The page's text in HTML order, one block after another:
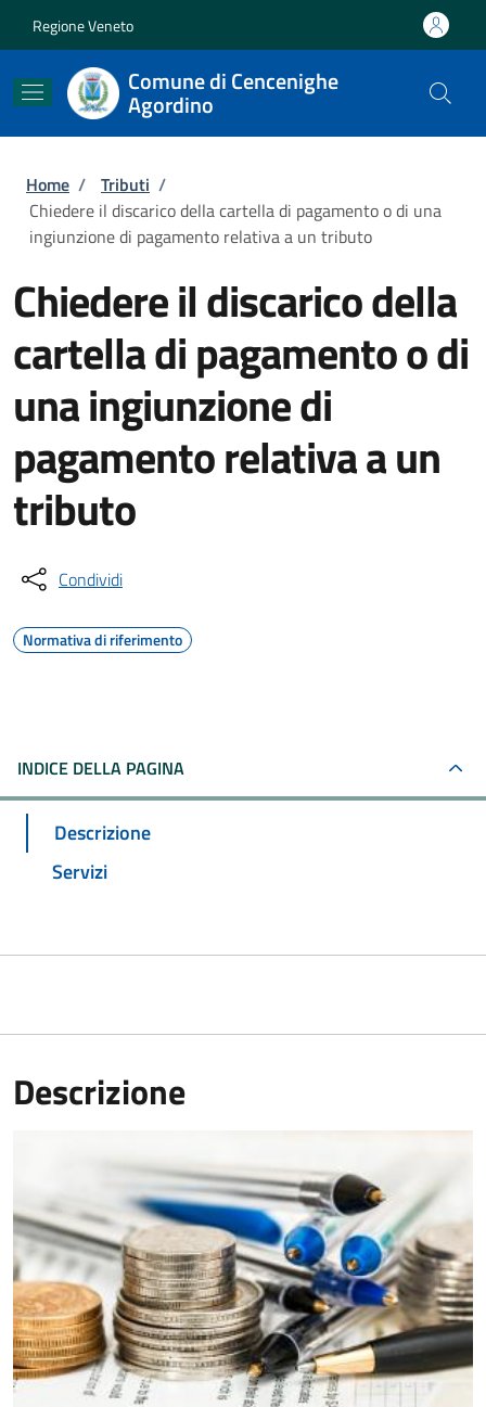
Regione Veneto
Comune di Cencenighe
Agordino
Briciole di pane
Home / Tributi /
Chiedere il discarico della cartella di pagamento o di una
ingiunzione di pagamento relativa a un tributo
Chiedere il discarico della
cartella di pagamento o di
una ingiunzione di
pagamento relativa a un
tributo
Condividi
Normativa di riferimento
INDICE DELLA PAGINA
Descrizione
Servizi
Descrizione